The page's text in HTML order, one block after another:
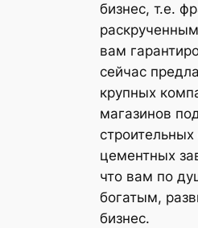
бизнес, т.е.
вам
сейчас
крупных
магазинов
цементных
что вам по
богатым,
бизнес.